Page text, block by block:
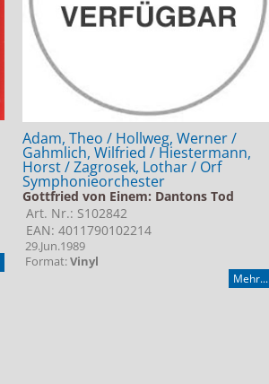
Adam, Theo / Hollweg, Werner /
Gahmlich, Wilfried / Hiestermann,
Horst / Zagrosek, Lothar / Orf
Symphonieorchester
Gottfried von Einem: Dantons Tod
Art. Nr.: S102842
EAN: 4011790102214
29.Jun.1989
Format:Vinyl
Mehr...